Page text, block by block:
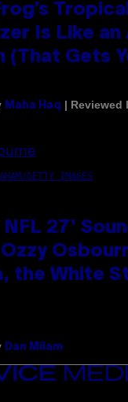
Is Like an
(That Gets
Maha Haq | Reviewed
GETTY IMAGES
NFL 27’
the White
Dan Milam